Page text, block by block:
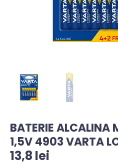
BATERIE
1,5V 4903 VARTA
13,8 lei